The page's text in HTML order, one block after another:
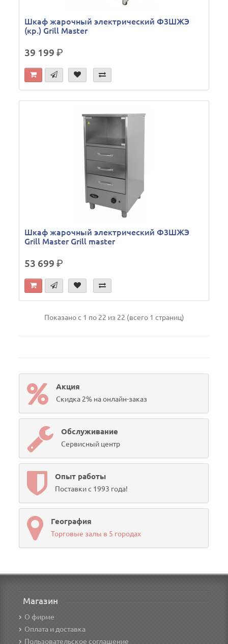
Шкаф жарочный электрический Ф3ШЖЭ
(кр.) Grill Master
39 199р.
Шкаф жарочный электрический Ф3ШЖЭ
Grill Master Grill master
53 699р.
Показано с 1 по 22 из 22 (всего 1 страниц)
Акция
Скидка 2% на онлайн-заказ
Обслуживание
Сервисный центр
Опыт работы
Поставки с 1993 года!
География
Торговые залы в 5 городах
Магазин
О фирме
Оплата и доставка
Пользовательское соглашение